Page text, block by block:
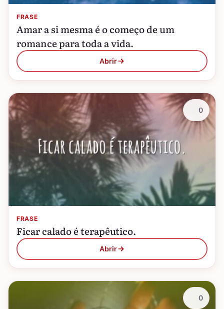
FRASE
Amar a si mesma é o começo de um
romance para toda a vida.
Abrir
FRASE
Ficar calado é terapêutico.
Abrir
0
0